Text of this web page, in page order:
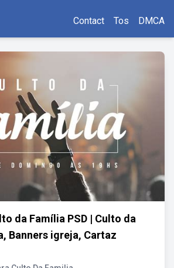
Contact Tos DMCA
da Família PSD | Culto da
Banners igreja, Cartaz